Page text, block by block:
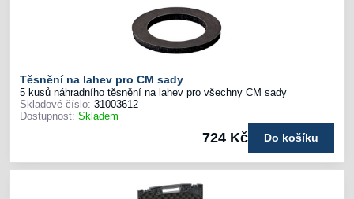
Těsnění na lahev pro CM sady
5 kusů náhradního těsnění na lahev pro všechny CM sady
Skladové číslo: 31003612
Dostupnost: Skladem
724 Kč Do košíku